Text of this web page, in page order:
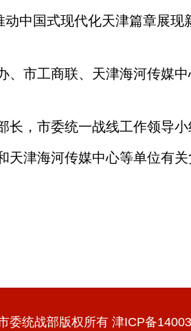
中国式现代化天津篇章展现
市工商联、天津海河传媒
长，市委统一战线工作领导
津海河传媒中心等单位有关
委统战部版权所有 津ICP备